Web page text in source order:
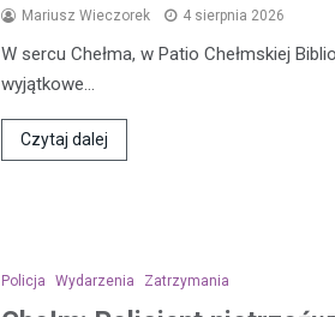
Mariusz Wieczorek 4 sierpnia 2026
W sercu Chełma, w Patio Chełmskiej
wyjątkowe…
Czytaj dalej
Policja Wydarzenia Zatrzymania